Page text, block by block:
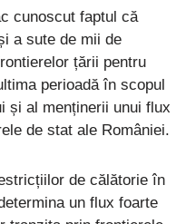
cunoscut faptul că
a sute de mii de
țării pentru
perioadă în scopul
și al menținerii unui flux
de stat ale României.
de călătorie în
un flux foarte